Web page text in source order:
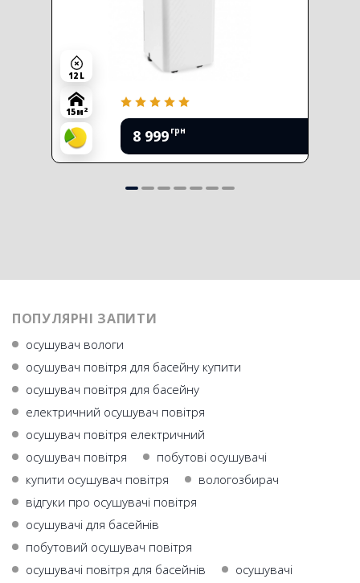
8 999 грн
12 L
15 м 2
ПОПУЛЯРНІ ЗАПИТИ
осушувач вологи
осушувач повітря для басейну купити
осушувач повітря для басейну
електричний осушувач повітря
осушувач повітря електричний
осушувач повітря
побутові осушувачі
купити осушувач повітря
вологозбирач
відгуки про осушувачі повітря
осушувачі для басейнів
побутовий осушувач повітря
осушувачі повітря для басейнів
осушувачі